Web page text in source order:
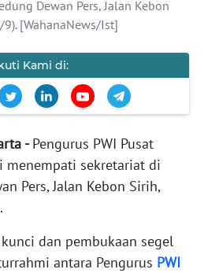
Dewan Pers, Jalan Kebon
9). [WahanaNews/Ist]
Kami di:
-Pengurus PWI Pusat
menempati sekretariat di
Pers, Jalan Kebon Sirih,
dan pembukaan segel
antara Pengurus PWI